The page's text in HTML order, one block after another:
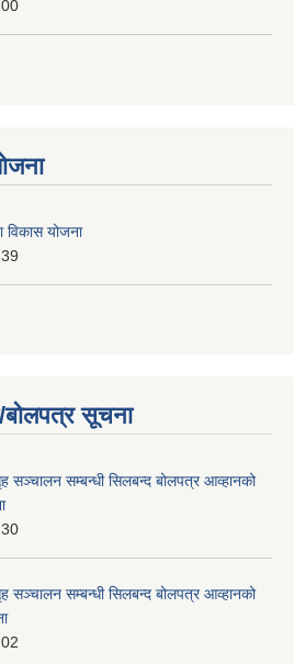
विकास योजना
बोलपत्र सूचना
सञ्चालन सम्बन्धी सिलबन्द बोलपत्र आव्हानको
सञ्चालन सम्बन्धी सिलबन्द बोलपत्र आव्हानको